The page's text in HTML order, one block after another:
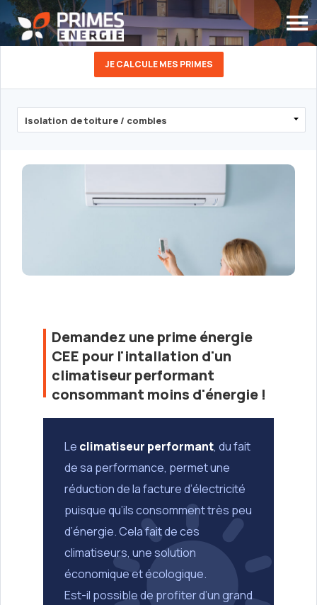
JE CALCULE MES PRIMES
Demandez une prime énergie
CEE pour l'intallation d'un
climatiseur performant
consommant moins d'énergie !
Le climatiseur performant, du fait
de sa performance, permet une
réduction de la facture d’électricité
puisque qu’ils consomment très peu
d’énergie. Cela fait de ces
climatiseurs, une solution
économique et écologique.
Est-il possible de profiter d’un grand